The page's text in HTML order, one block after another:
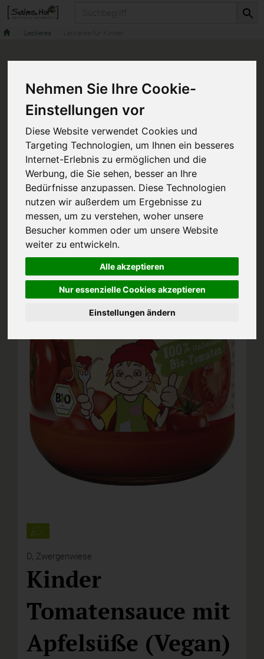
Nehmen Sie Ihre Cookie-
Einstellungen vor
Diese Website verwendet Cookies und
Targeting Technologien, um Ihnen ein besseres
Internet-Erlebnis zu ermöglichen und die
Werbung, die Sie sehen, besser an Ihre
Bedürfnisse anzupassen. Diese Technologien
nutzen wir außerdem um Ergebnisse zu
messen, um zu verstehen, woher unsere
Besucher kommen oder um unsere Website
weiter zu entwickeln.
Alle akzeptieren
Nur essenzielle Cookies akzeptieren
Einstellungen ändern
Leckeres
D, Zwergenwiese
Kinder
Tomatensauce mit
Apfelsüße (Vegan)